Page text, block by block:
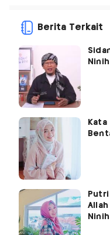
Berita Terkait
Ninih